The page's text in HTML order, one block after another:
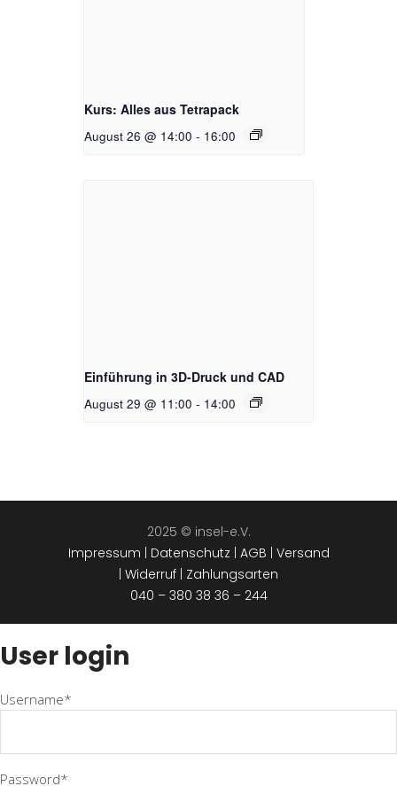
Kurs: Alles aus Tetrapack
August 26 @ 14:00 - 16:00
Einführung in 3D-Druck und CAD
August 29 @ 11:00 - 14:00
2025 © insel-e.V.
Impressum | Datenschutz | AGB | Versand
| Widerruf | Zahlungsarten
040 – 380 38 36 – 244
User login
Username*
Password*